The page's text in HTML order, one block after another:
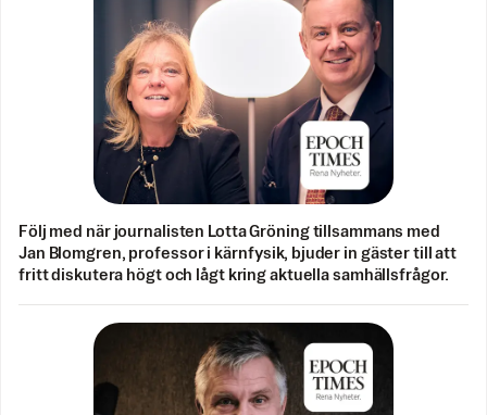
Följ med när journalisten Lotta Gröning tillsammans med
Jan Blomgren, professor i kärnfysik, bjuder in gäster till att
fritt diskutera högt och lågt kring aktuella samhällsfrågor.